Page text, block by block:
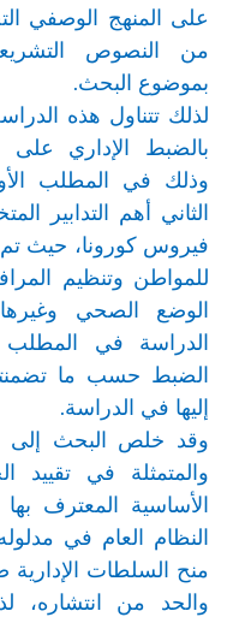
على المنهج الوصفي
من النصوص
بموضوع البحث.
لذلك تتناول هذه
بالضبط الإداري
وذلك في المطلب
الثاني أهم التدابير
فيروس كورونا، حيث تم
للمواطن وتنظيم
الوضع الصحي
الدراسة في المطلب
الضبط حسب ما تضمنته
إليها في الدراسة.
وقد خلص البحث إلى
والمتمثلة في تقييد
الأساسية المعترف
النظام العام في
منح السلطات الإدارية
والحد من انتشاره،